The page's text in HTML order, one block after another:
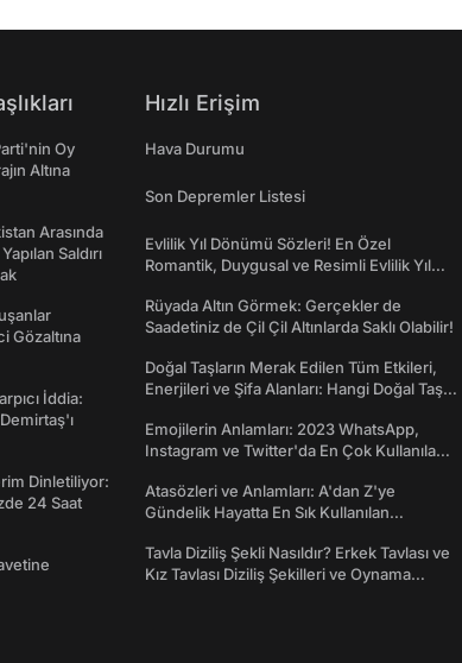
Oy
Altına
Arasında
Saldırı
Gözaltına
İddia:
Dinletiliyor:
24 Saat
Hızlı Erişim
Hava Durumu
Son Depremler Listesi
Evlilik Yıl Dönümü Sözleri! En Özel
Romantik, Duygusal ve Resimli Evlilik Yıl
Rüyada Altın Görmek: Gerçekler de
Saadetiniz de Çil Çil Altınlarda Saklı Olabilir!
Doğal Taşların Merak Edilen Tüm Etkileri,
Enerjileri ve Şifa Alanları: Hangi Doğal Taş
Emojilerin Anlamları: 2023 WhatsApp,
Instagram ve Twitter'da En Çok Kullanılan
Atasözleri ve Anlamları: A'dan Z'ye
Gündelik Hayatta En Sık Kullanılan
Tavla Diziliş Şekli Nasıldır? Erkek Tavlası ve
Kız Tavlası Diziliş Şekilleri ve Oynama